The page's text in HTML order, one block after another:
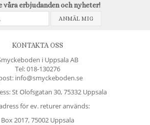
våra erbjudanden och nyheter!
ANMÄL MIG
KONTAKTA OSS
i Uppsala AB
Tel:018-130276
info@smyckeboden.se
St Olofsgatan 30, 75332 Uppsala
för ev. returer används:
Box 2017, 75002 Uppsala